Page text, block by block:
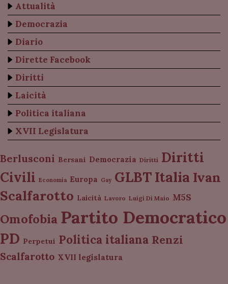
Attualità
Democrazia
Diario
Dirette Facebook
Diritti
Laicità
Politica italiana
XVII Legislatura
Berlusconi Bersani Democrazia Diritti Diritti
Civili Economia Europa Gay GLBT Italia Ivan
Scalfarotto Laicità Lavoro Luigi Di Maio M5S
Omofobia Partito Democratico
PD Perpetui Politica italiana Renzi
Scalfarotto XVII legislatura